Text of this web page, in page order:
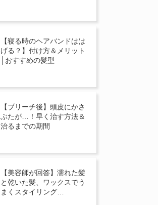
【寝る時のヘアバンドはは
げる？】付け方＆メリット
│おすすめの髪型
【ブリーチ後】頭皮にかさ
ぶたが…！早く治す方法＆
治るまでの期間
【美容師が回答】濡れた髪
と乾いた髪、ワックスでう
まくスタイリング…